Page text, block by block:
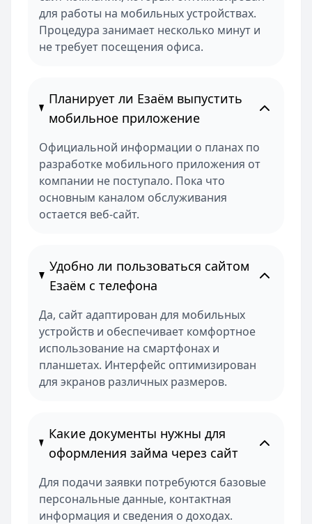
для работы на мобильных устройствах.
Процедура занимает несколько минут и
не требует посещения офиса.
Планирует ли Езаём выпустить
мобильное приложение
Официальной информации о планах по
разработке мобильного приложения от
компании не поступало. Пока что
основным каналом обслуживания
остается веб-сайт.
Удобно ли пользоваться сайтом
Езаём с телефона
Да, сайт адаптирован для мобильных
устройств и обеспечивает комфортное
использование на смартфонах и
планшетах. Интерфейс оптимизирован
для экранов различных размеров.
Какие документы нужны для
оформления займа через сайт
Для подачи заявки потребуются базовые
персональные данные, контактная
информация и сведения о доходах.